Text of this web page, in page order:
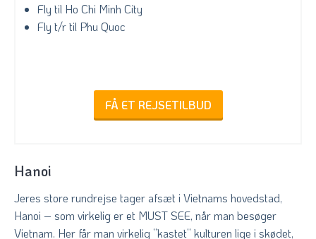
Fly til Ho Chi Minh City
Fly t/r til Phu Quoc
FÅ ET REJSETILBUD
Hanoi
Jeres store rundrejse tager afsæt i Vietnams hovedstad,
Hanoi – som virkelig er et MUST SEE, når man besøger
Vietnam. Her får man virkelig ”kastet” kulturen lige i skødet,